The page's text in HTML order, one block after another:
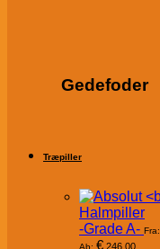
Gedefoder
Træpiller
Halmpiller
-Grade A- Fra:
Ab: € 246,00